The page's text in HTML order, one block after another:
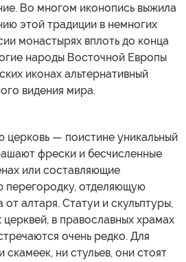
Во многом иконопись выжила
этой традиции в немногих
монастырях вплоть до конца
народы Восточной Европы
иконах альтернативный
видения мира.
церковь — поистине уникальный
фрески и бесчисленные
или составляющие
отделяющую
алтаря. Статуи и скульптуры,
церквей, в православных храмах
очень редко. Для
скамеек, ни стульев, они стоят